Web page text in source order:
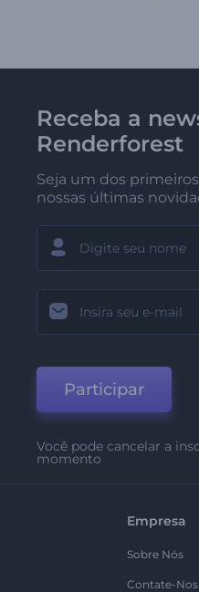
Receba a
Renderforest
Seja um dos
nossas últimas
Participar
Você pode cancelar a
momento
Empresa
Sobre Nós
Contate-Nos